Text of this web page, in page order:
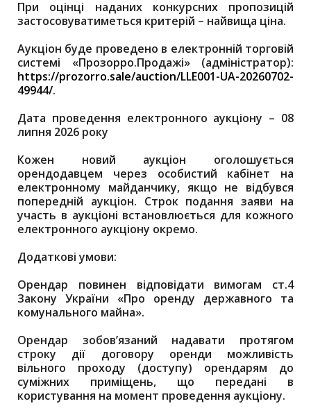
При оцінці наданих конкурсних пропозицій
застосовуватиметься критерій – найвища ціна.
Аукціон буде проведено в електронній торговій
системі «Прозорро.Продажі» (адміністратор):
https://prozorro.sale/auction/LLE001-UA-20260702-
49944/.
Дата проведення електронного аукціону – 08
липня 2026 року
Кожен новий аукціон оголошується
орендодавцем через особистий кабінет на
електронному майданчику, якщо не відбувся
попередній аукціон. Строк подання заяви на
участь в аукціоні встановлюється для кожного
електронного аукціону окремо.
Додаткові умови:
Орендар повинен відповідати вимогам ст.4
Закону України «Про оренду державного та
комунального майна».
Орендар зобов’язаний надавати протягом
строку дії договору оренди можливість
вільного проходу (доступу) орендарям до
суміжних приміщень, що передані в
користування на момент проведення аукціону.